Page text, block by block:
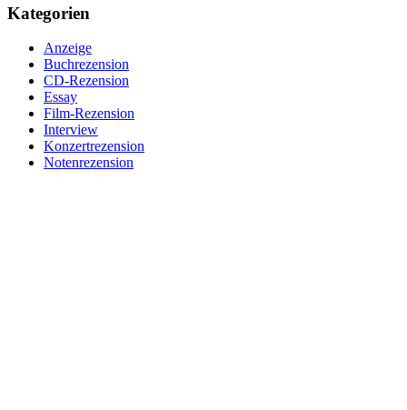
Kategorien
Anzeige
Buchrezension
CD-Rezension
Essay
Film-Rezension
Interview
Konzertrezension
Notenrezension